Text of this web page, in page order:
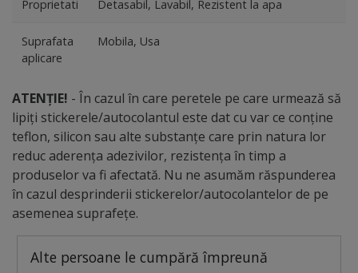
Proprietati Detasabil, Lavabil, Rezistent la apa
Suprafata
aplicare
Mobila, Usa
ATENȚIE! - În cazul în care peretele pe care urmează să
lipiți stickerele/autocolantul este dat cu var ce conține
teflon, silicon sau alte substanțe care prin natura lor
reduc aderența adezivilor, rezistența în timp a
produselor va fi afectată. Nu ne asumăm răspunderea
în cazul desprinderii stickerelor/autocolantelor de pe
asemenea suprafețe.
Alte persoane le cumpără împreună